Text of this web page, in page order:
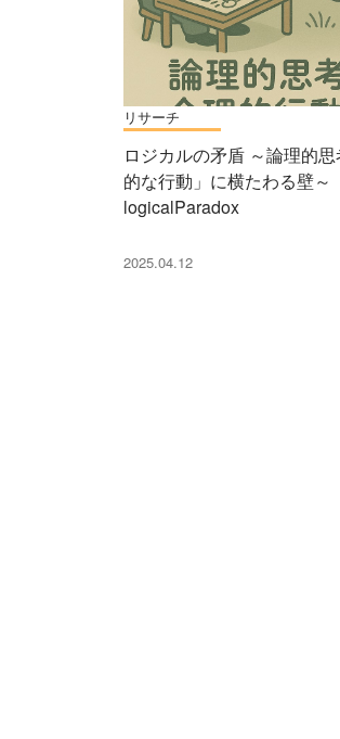
リサーチ
ロジカルの矛盾 ～論理的
的な行動」に横たわる壁～
logicalParadox
2025.04.12